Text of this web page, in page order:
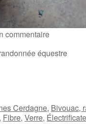
commentaire
équestre
Cerdagne, Bivouac,
, Fibre, Verre,